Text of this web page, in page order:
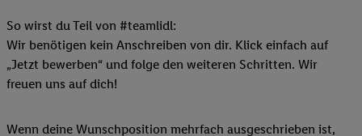
So wirst du Teil von #teamlidl:
Wir benötigen kein Anschreiben von dir. Klick einfach auf
„Jetzt bewerben“ und folge den weiteren Schritten. Wir
freuen uns auf dich!
Wenn deine Wunschposition mehrfach ausgeschrieben ist,